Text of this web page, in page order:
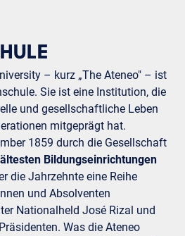
– kurz „The Ateneo" – ist
Sie ist eine Institution, die
und gesellschaftliche Leben
mitgeprägt hat.
1859 durch die Gesellschaft
ältesten Bildungseinrichtungen
die Jahrzehnte eine Reihe
und Absolventen
Nationalheld José Rizal und
Was die Ateneo